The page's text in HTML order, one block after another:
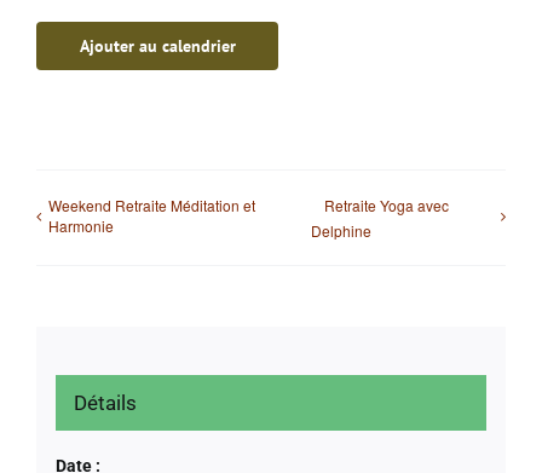
Ajouter au calendrier
Weekend Retraite Méditation et
Harmonie
Retraite Yoga avec
Delphine
Détails
Date :